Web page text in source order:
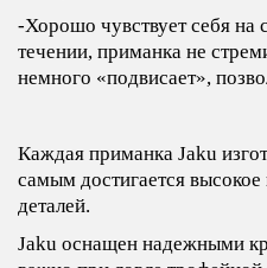
-Хорошо чувствует себя на
течении, приманка не
немного «подвисает»,
Каждая приманка Jaku
самым достигается высокое
деталей.
Jaku оснащен надежными